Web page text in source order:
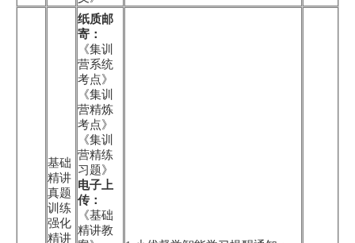
基础
精讲
真题
训练
强化
精讲
纸质邮
寄：
《集训
营系统
考点》
《集训
营精炼
考点》
《集训
营精练
习题》
电子上
传：
《基础
精讲教